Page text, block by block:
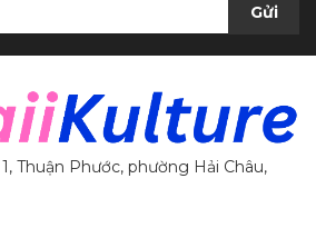
Gửi
Thuận Phước, phường Hải Châu,